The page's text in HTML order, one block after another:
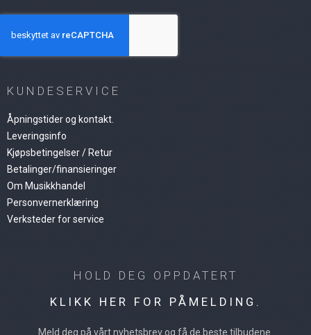
KUNDESERVICE
Åpningstider og kontakt.
Leveringsinfo
Kjøpsbetingelser / Retur
Betalinger/finansieringer
Om Musikkhandel
Personvernerklæring
Verksteder for service
HOLD DEG OPPDATERT
KLIKK HER FOR PÅMELDING.
Meld deg på vårt nyhetsbrev og få de beste tilbudene.